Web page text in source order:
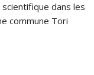
dans les
commune Tori